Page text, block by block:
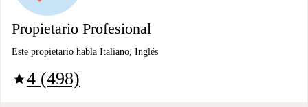
Propietario Profesional
Este propietario habla Italiano, Inglés
star4 (498)